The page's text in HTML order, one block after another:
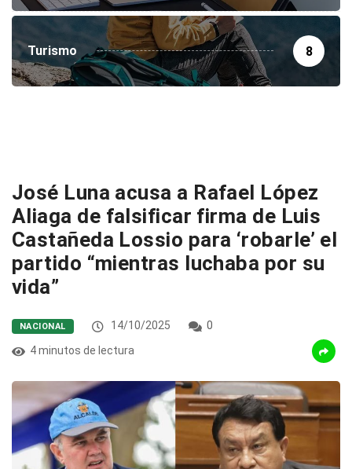
Turismo 8
José Luna acusa a Rafael López
Aliaga de falsificar firma de Luis
Castañeda Lossio para ‘robarle’ el
partido “mientras luchaba por su
vida”
NACIONAL 14/10/2025
0
4 minutos de lectura